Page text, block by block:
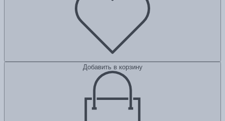
Добавить в корзину